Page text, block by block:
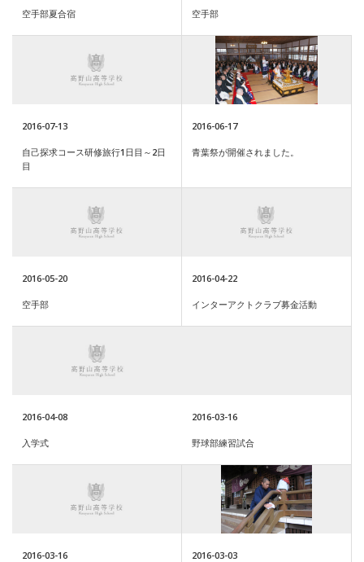
空手部夏合宿 空手部
2016-07-13
自己探求コース研修旅行1日目～2日
目
2016-06-17
青葉祭が開催されました。
2016-05-20
空手部
2016-04-22
インターアクトクラブ募金活動
2016-04-08
入学式
2016-03-16
野球部練習試合
2016-03-16 2016-03-03